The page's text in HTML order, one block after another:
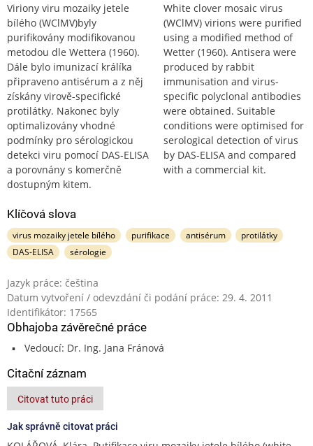
Viriony viru mozaiky jetele
bílého (WClMV)byly
purifikovány modifikovanou
metodou dle Wettera (1960).
Dále bylo imunizací králíka
připraveno antisérum a z něj
získány virově-specifické
protilátky. Nakonec byly
optimalizovány vhodné
podmínky pro sérologickou
detekci viru pomocí DAS-ELISA
a porovnány s komerčně
dostupným kitem.
White clover mosaic virus
(WClMV) virions were purified
using a modified method of
Wetter (1960). Antisera were
produced by rabbit
immunisation and virus-
specific polyclonal antibodies
were obtained. Suitable
conditions were optimised for
serological detection of virus
by DAS-ELISA and compared
with a commercial kit.
Klíčová slova
virus mozaiky jetele bílého purifikace antisérum
protilátky
DAS-ELISA
sérologie
Jazyk práce: čeština
Datum vytvoření / odevzdání či podání práce: 29. 4. 2011
Identifikátor: 17565
Obhajoba závěrečné práce
Vedoucí: Dr. Ing. Jana Fránová
Citační záznam
Citovat tuto práci
Jak správně citovat práci